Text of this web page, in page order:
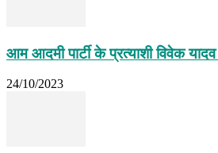
आम आदमी पार्टी के प्रत्याशी विवेक
24/10/2023